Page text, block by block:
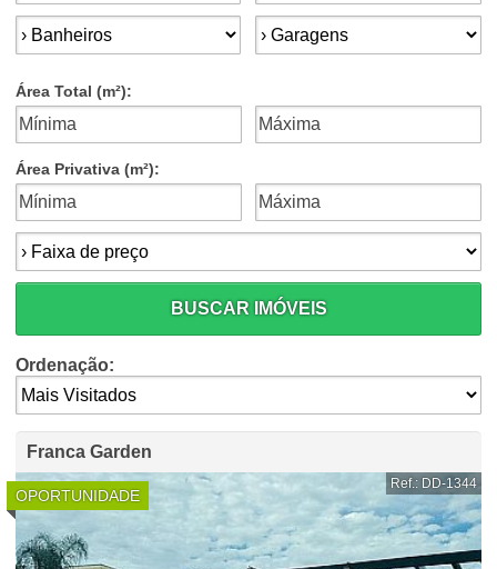
Banheiros: Garagens:
Área Total (m²):
Área Privativa (m²):
Faixa de preço:
BUSCAR IMÓVEIS
Ordenação:
Franca Garden
OPORTUNIDADE
Ref.: DD-1344